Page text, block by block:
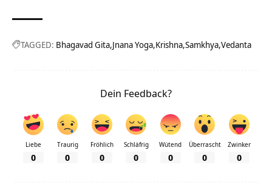
TAGGED: Bhagavad Gita Jnana Yoga Krishna Samkhya Vedanta
Dein Feedback?
Liebe
0
Traurig
0
Fröhlich
0
Schläfrig
0
Wütend
0
Überrascht
0
Zwinker
0